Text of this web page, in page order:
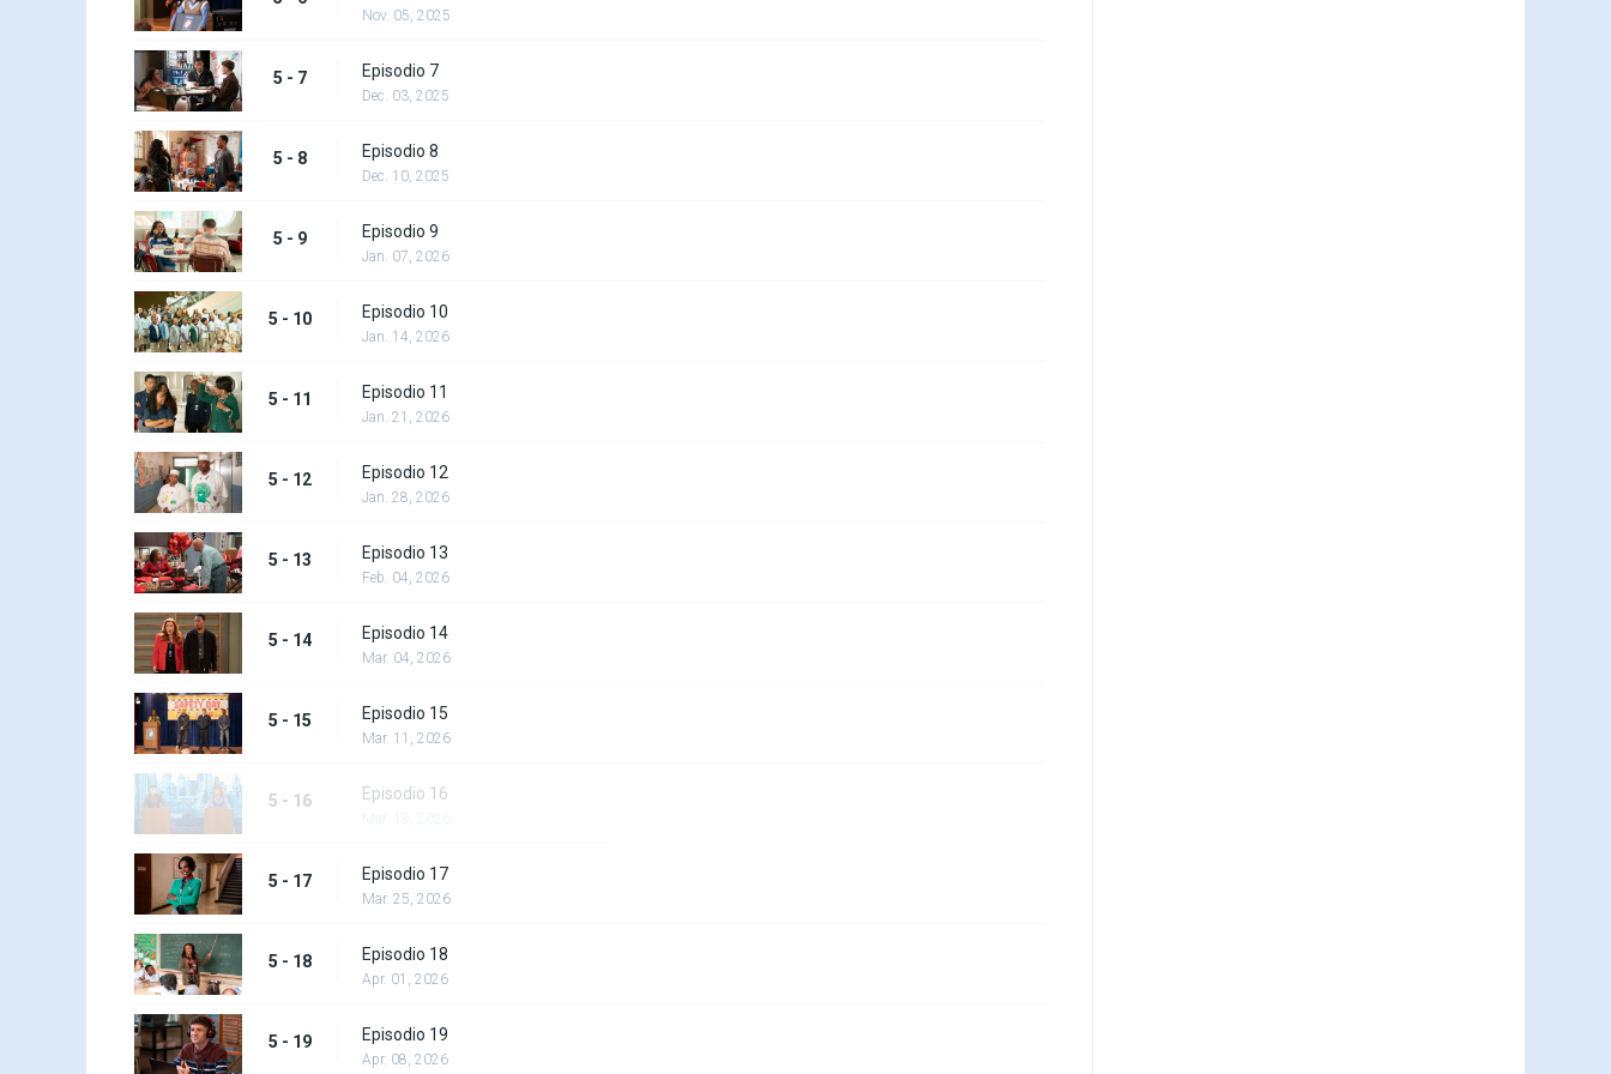
Nov. 05, 2025
5 - 7 Episodio 7
Dec. 03, 2025
5 - 8 Episodio 8
Dec. 10, 2025
5 - 9 Episodio 9
Jan. 07, 2026
5 - 10 Episodio 10
Jan. 14, 2026
5 - 11 Episodio 11
Jan. 21, 2026
5 - 12 Episodio 12
Jan. 28, 2026
5 - 13 Episodio 13
Feb. 04, 2026
5 - 14 Episodio 14
Mar. 04, 2026
5 - 15 Episodio 15
Mar. 11, 2026
5 - 16 Episodio 16
5 - 17 Episodio 17
Mar. 25, 2026
5 - 18 Episodio 18
Apr. 01, 2026
5 - 19 Episodio 19
Apr. 08, 2026